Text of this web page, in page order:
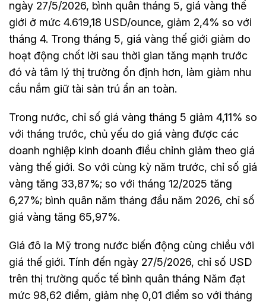
ngày 27/5/2026, bình quân tháng 5, giá vàng thế
giới ở mức 4.619,18 USD/ounce, giảm 2,4% so với
tháng 4. Trong tháng 5, giá vàng thế giới giảm do
hoạt động chốt lời sau thời gian tăng mạnh trước
đó và tâm lý thị trường ổn định hơn, làm giảm nhu
cầu nắm giữ tài sản trú ẩn an toàn.
Trong nước, chỉ số giá vàng tháng 5 giảm 4,11% so
với tháng trước, chủ yếu do giá vàng được các
doanh nghiệp kinh doanh điều chỉnh giảm theo giá
vàng thế giới. So với cùng kỳ năm trước, chỉ số giá
vàng tăng 33,87%; so với tháng 12/2025 tăng
6,27%; bình quân năm tháng đầu năm 2026, chỉ số
giá vàng tăng 65,97%.
Giá đô la Mỹ trong nước biến động cùng chiều với
giá thế giới. Tính đến ngày 27/5/2026, chỉ số USD
trên thị trường quốc tế bình quân tháng Năm đạt
mức 98,62 điểm, giảm nhẹ 0,01 điểm so với tháng